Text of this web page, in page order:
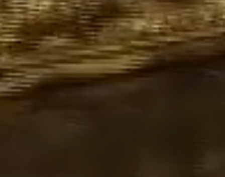
MONDAY 9 FEBRUARY 2026